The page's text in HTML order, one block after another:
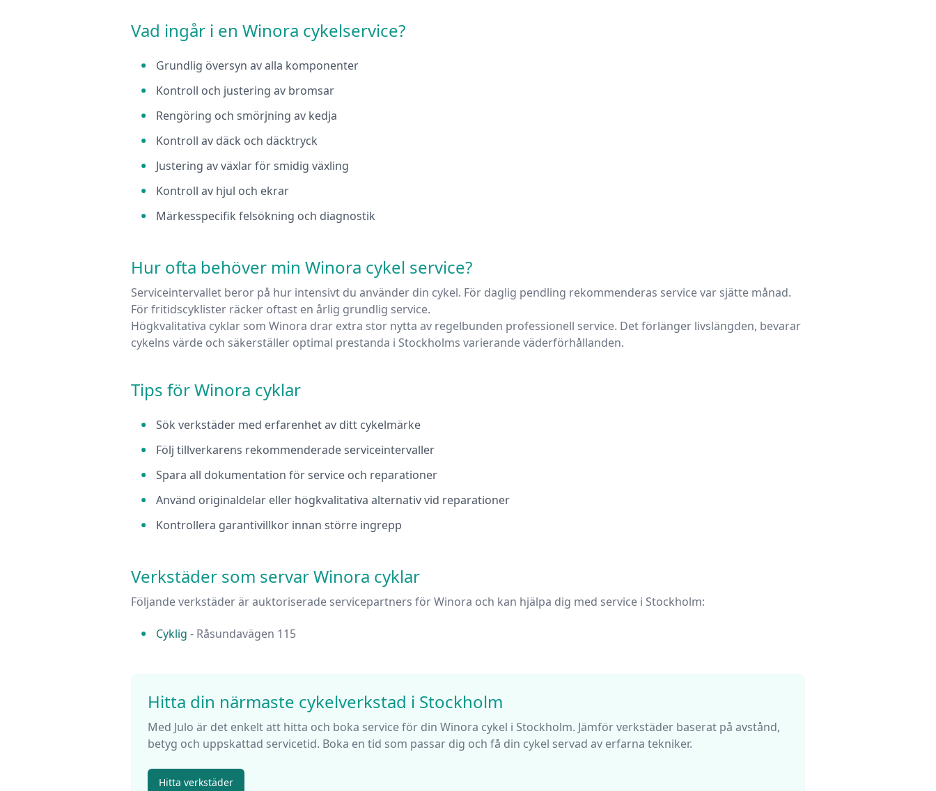
Vad ingår i en Winora cykelservice?
Grundlig översyn av alla komponenter
Kontroll och justering av bromsar
Rengöring och smörjning av kedja
Kontroll av däck och däcktryck
Justering av växlar för smidig växling
Kontroll av hjul och ekrar
Märkesspecifik felsökning och diagnostik
Hur ofta behöver min Winora cykel service?
Serviceintervallet beror på hur intensivt du använder din cykel. För daglig pendling rekommenderas service var sjätte månad.
För fritidscyklister räcker oftast en årlig grundlig service.
Högkvalitativa cyklar som Winora drar extra stor nytta av regelbunden professionell service. Det förlänger livslängden, bevarar
cykelns värde och säkerställer optimal prestanda i Stockholms varierande väderförhållanden.
Tips förWinora cyklar
Sök verkstäder med erfarenhet av ditt cykelmärke
Följ tillverkarens rekommenderade serviceintervaller
Spara all dokumentation för service och reparationer
Använd originaldelar eller högkvalitativa alternativ vid reparationer
Kontrollera garantivillkor innan större ingrepp
Verkstäder som servarWinora cyklar
Följande verkstäder är auktoriserade servicepartners förWinora och kan hjälpa dig med service i Stockholm:
Cyklig - Råsundavägen 115
Hitta din närmaste cykelverkstad i Stockholm
Med Julo är det enkelt att hitta och boka service för din Winora cykel i Stockholm. Jämför verkstäder baserat på avstånd,
betyg och uppskattad servicetid. Boka en tid som passar dig och få din cykel servad av erfarna tekniker.
Hitta verkstäder